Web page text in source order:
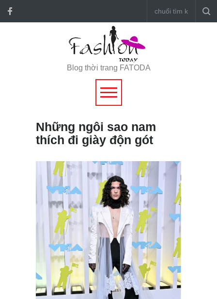
Blog thời trang FATODA
Những ngôi sao nam
thích đi giày độn gót